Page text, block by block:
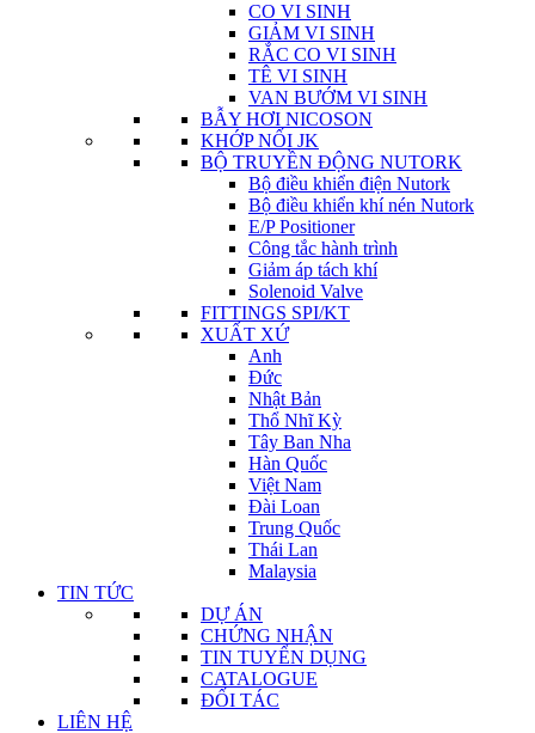
CO VI SINH
GIẢM VI SINH
RẮC CO VI SINH
TÊ VI SINH
VAN BƯỚM VI SINH
BẪY HƠI NICOSON
KHỚP NỐI JK
BỘ TRUYỀN ĐỘNG NUTORK
Bộ điều khiển điện Nutork
Bộ điều khiển khí nén Nutork
E/P Positioner
Công tắc hành trình
Giảm áp tách khí
Solenoid Valve
FITTINGS SPI/KT
XUẤT XỨ
Anh
Đức
Nhật Bản
Thổ Nhĩ Kỳ
Tây Ban Nha
Hàn Quốc
Việt Nam
Đài Loan
Trung Quốc
Thái Lan
Malaysia
TIN TỨC
DỰ ÁN
CHỨNG NHẬN
TIN TUYỂN DỤNG
CATALOGUE
ĐỐI TÁC
LIÊN HỆ